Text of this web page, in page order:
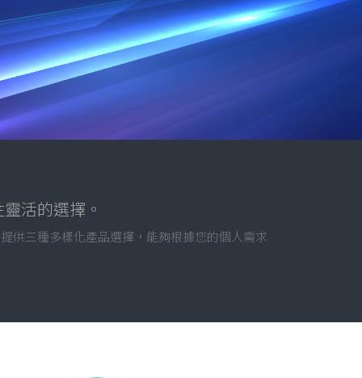
活的選擇。
供三種多樣化產品選擇，能夠根據您的個人需求